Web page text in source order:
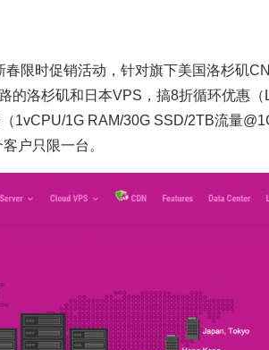
限时促销活动，针对旗下美国洛杉矶
洛杉矶和日本VPS，搞8折循环优惠（
1vCPU/1G RAM/30G SSD/2TB流量
户只限一台。